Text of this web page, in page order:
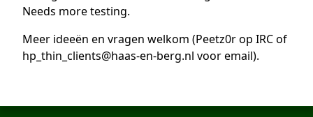
Needs more testing.
Meer ideeën en vragen welkom (Peetz0r op IRC of
hp_thin_clients@haas-en-berg.nl voor email).